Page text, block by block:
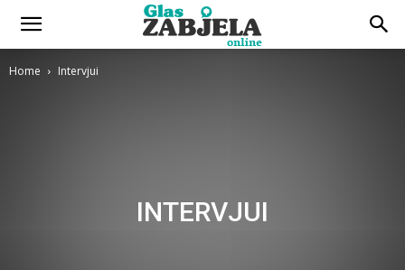
Home Intervjui
INTERVJUI